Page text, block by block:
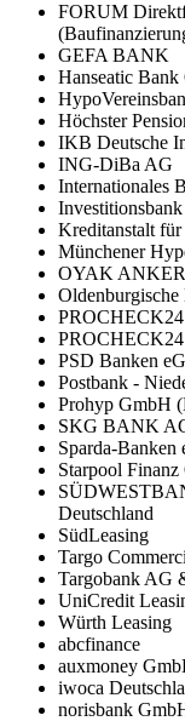
FORUM
GEFA BANK
Hanseatic
Höchster
IKB Deutsche
ING-DiBa AG
Internationales
Kreditanstalt
Münchener
OYAK
PSD Banken eG
Postbank -
Prohyp GmbH
SKG BANK
Sparda-Banken
Starpool
Deutschland
SüdLeasing
Targo
Targobank AG
UniCredit
Würth Leasing
abcfinance
auxmoney
iwoca
norisbank